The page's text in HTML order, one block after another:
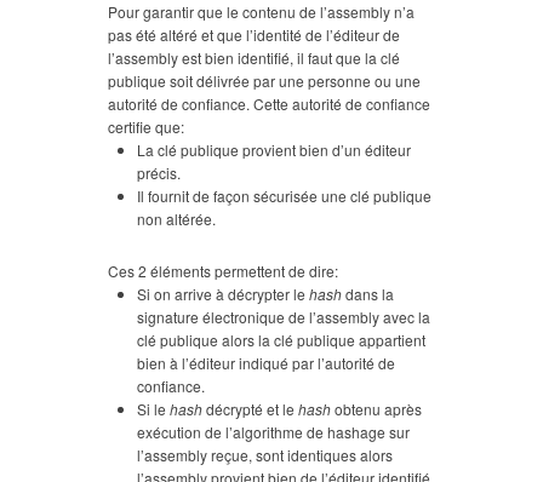
Pour garantir que le contenu de l’assembly n’a
pas été altéré et que l’identité de l’éditeur de
l’assembly est bien identifié, il faut que la clé
publique soit délivrée par une personne ou une
autorité de confiance. Cette autorité de confiance
certifie que:
La clé publique provient bien d’un éditeur
précis.
Il fournit de façon sécurisée une clé publique
non altérée.
Ces 2 éléments permettent de dire:
Si on arrive à décrypter le hashdans la
signature électronique de l’assembly avec la
clé publique alors la clé publique appartient
bien à l’éditeur indiqué par l’autorité de
confiance.
Si le hashdécrypté et le hashobtenu après
exécution de l’algorithme de hashage sur
l’assembly reçue, sont identiques alors